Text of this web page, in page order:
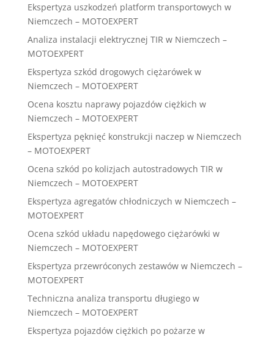
Ekspertyza uszkodzeń platform transportowych w
Niemczech – MOTOEXPERT
Analiza instalacji elektrycznej TIR w Niemczech –
MOTOEXPERT
Ekspertyza szkód drogowych ciężarówek w
Niemczech – MOTOEXPERT
Ocena kosztu naprawy pojazdów ciężkich w
Niemczech – MOTOEXPERT
Ekspertyza pęknięć konstrukcji naczep w Niemczech
– MOTOEXPERT
Ocena szkód po kolizjach autostradowych TIR w
Niemczech – MOTOEXPERT
Ekspertyza agregatów chłodniczych w Niemczech –
MOTOEXPERT
Ocena szkód układu napędowego ciężarówki w
Niemczech – MOTOEXPERT
Ekspertyza przewróconych zestawów w Niemczech –
MOTOEXPERT
Techniczna analiza transportu długiego w
Niemczech – MOTOEXPERT
Ekspertyza pojazdów ciężkich po pożarze w